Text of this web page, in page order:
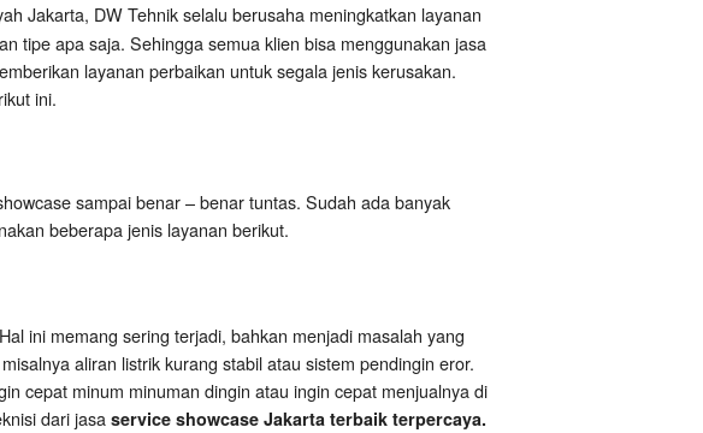
Jakarta, DW Tehnik selalu berusaha meningkatkan layanan
tipe apa saja. Sehingga semua klien bisa menggunakan jasa
layanan perbaikan untuk segala jenis kerusakan.
ini.
sampai benar – benar tuntas. Sudah ada banyak
beberapa jenis layanan berikut.
ini memang sering terjadi, bahkan menjadi masalah yang
aliran listrik kurang stabil atau sistem pendingin eror.
cepat minum minuman dingin atau ingin cepat menjualnya di
dari jasa service showcase Jakarta terbaik terpercaya.